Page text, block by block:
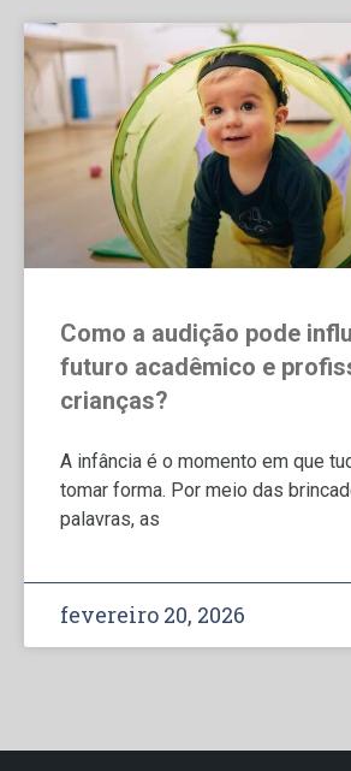
Como a audição pode
futuro acadêmico e
crianças?
A infância é o momento em que
tomar forma. Por meio das
palavras, as
fevereiro 20, 2026